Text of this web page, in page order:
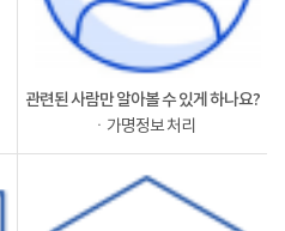
관련된 사람만 알아볼 수 있게 하나요?
ㆍ가명정보 처리